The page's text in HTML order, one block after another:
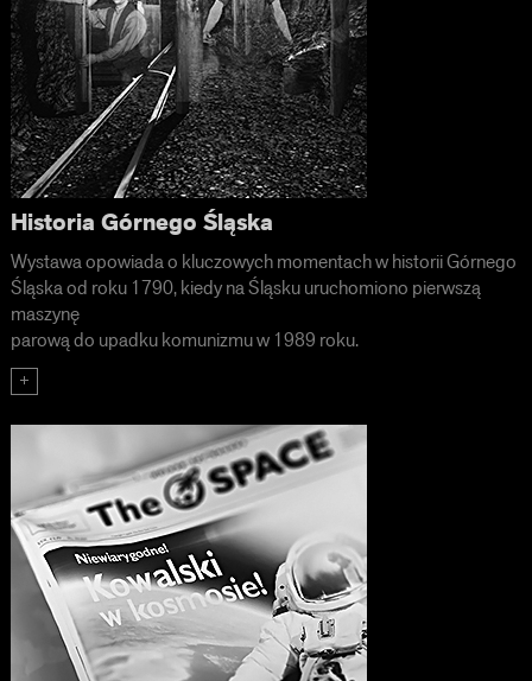
Historia Górnego Śląska
Wystawa opowiada o kluczowych momentach w historii Górnego
Śląska od roku 1790, kiedy na Śląsku uruchomiono pierwszą
maszynę
parową do upadku komunizmu w 1989 roku.